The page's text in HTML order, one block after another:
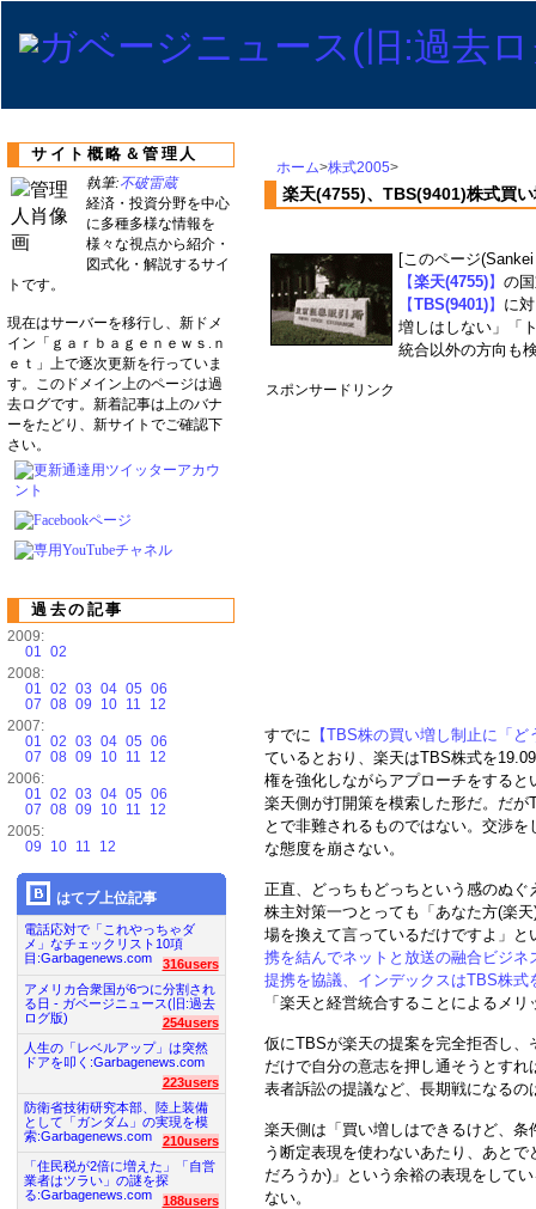
ホーム>株式2005>
楽天(4755)、TBS(9401)株式買
[このページ
【楽天(4755)】 の
【TBS(9401)】 に
増しはしない」「
統合以外の方向も
スポンサードリンク
すでに 【TBS株の買い増し制止に「
ているとおり、楽天はTBS株式を
権を強化しながらアプローチをする
楽天側が打開策を模索した形だ。だ
とで非難されるものではない。交渉
な態度を崩さない。
正直、どっちもどっちという感のぬ
株主対策一つとっても「あなた方(楽
場を換えて言っているだけですよ」
携を結んでネットと放送の融合ビジ
提携を協議、インデックスはTBS株式
「楽天と経営統合することによるメ
仮にTBSが楽天の提案を完全拒否し
だけで自分の意志を押し通そうとす
表者訴訟の提議など、長期戦になる
楽天側は「買い増しはできるけど、
う断定表現を使わないあたり、あと
だろうか)」という余裕の表現をして
ない。
サイト概略＆管理人
執筆:不破雷蔵
経済・投資分野を中心
に多種多様な情報を
様々な視点から紹介・
図式化・解説するサイ
トです。
現在はサーバーを移行し、新ドメ
イン「ｇａｒｂａｇｅｎｅｗｓ.ｎ
ｅｔ」上で逐次更新を行っていま
す。このドメイン上のページは過
去ログです。新着記事は上のバナ
ーをたどり、新サイトでご確認下
さい。
過去の記事
2009:
01 02
2008:
01 02 03 04 05 06
07 08 09 10 11
12
2007:
01 02 03 04 05 06
07 08 09 10 11
12
2006:
01 02 03 04 05 06
07 08 09 10 11
12
2005:
09
10 11 12
はてブ上位記事
電話応対で「これやっちゃダ
メ」なチェックリスト10項
目:Garbagenews.com
316users
アメリカ合衆国が6つに分割され
る日 - ガベージニュース(旧:過去
ログ版)
254users
人生の「レベルアップ」は突然
ドアを叩く:Garbagenews.com
223users
防衛省技術研究本部、陸上装備
として「ガンダム」の実現を模
索:Garbagenews.com
210users
「住民税が2倍に増えた」「自営
業者はツラい」の謎を探
る:Garbagenews.com
188users